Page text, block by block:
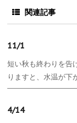
関連記事
11/1
短い秋も終わりを告
りますと、水温が下
4/14